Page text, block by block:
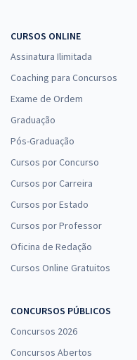
CURSOS ONLINE
Assinatura Ilimitada
Coaching para Concursos
Exame de Ordem
Graduação
Pós-Graduação
Cursos por Concurso
Cursos por Carreira
Cursos por Estado
Cursos por Professor
Oficina de Redação
Cursos Online Gratuitos
CONCURSOS PÚBLICOS
Concursos 2026
Concursos Abertos